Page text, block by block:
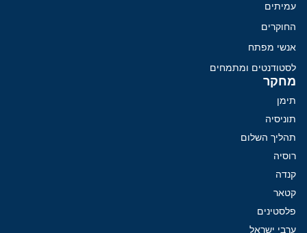
עמיתים
החוקרים
אנשי מפתח
לסטודנטים ומתמחים
מחקר
תימן
תוניסיה
תהליך השלום
רוסיה
קנדה
קטאר
פלסטינים
ערבי ישראל